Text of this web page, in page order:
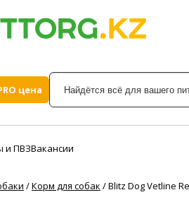
цена
и ПВЗВакансии
/Корм для собак /Blitz Dog Vetline